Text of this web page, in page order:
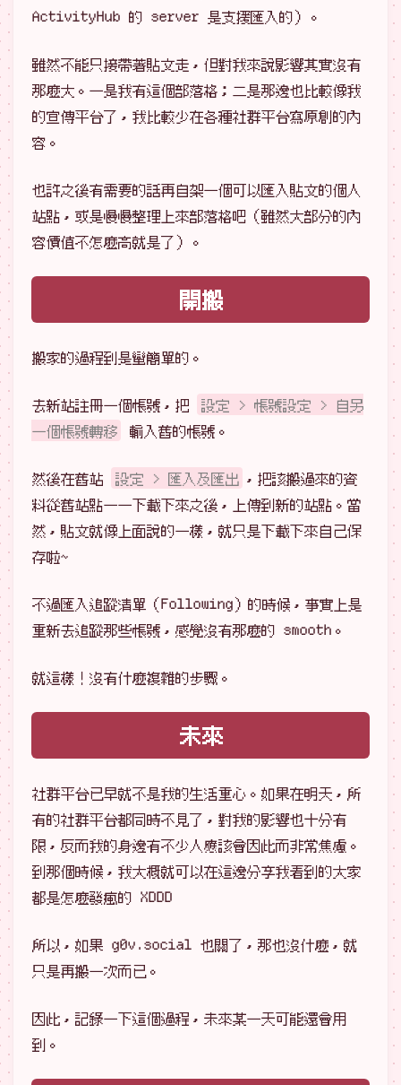
ActivityHub 的 server 是支援匯入的）。
雖然不能只接帶著貼文走，但對我來說影響其實沒有
那麼大。一是我有這個部落格；二是那邊也比較像我
的宣傳平台了，我比較少在各種社群平台寫原創的內
容。
也許之後有需要的話再自架一個可以匯入貼文的個人
站點，或是慢慢整理上來部落格吧（雖然大部分的內
容價值不怎麼高就是了）。
開搬
搬家的過程到是蠻簡單的。
去新站註冊一個帳號，把
設定 > 帳號設定 > 自另
一個帳號轉移
輸入舊的帳號。
然後在舊站 設定 > 匯入及匯出 ，把該搬過來的資
料從舊站點一一下載下來之後，上傳到新的站點。當
然，貼文就像上面說的一樣，就只是下載下來自己保
存啦~
不過匯入追蹤清單（Following）的時候，事實上是
重新去追蹤那些帳號，感覺沒有那麼的 smooth。
就這樣！沒有什麼複雜的步驟。
未來
社群平台已早就不是我的生活重心。如果在明天，所
有的社群平台都同時不見了，對我的影響也十分有
限，反而我的身邊有不少人應該會因此而非常焦慮。
到那個時候，我大概就可以在這邊分享我看到的大家
都是怎麼發瘋的 XDDD
所以，如果 g0v.social 也關了，那也沒什麼，就
只是再搬一次而已。
因此，記錄一下這個過程，未來某一天可能還會用
到。